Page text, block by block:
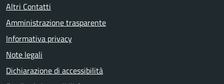
Altri Contatti
Amministrazione trasparente
Informativa privacy
Note legali
Dichiarazione di accessibilità